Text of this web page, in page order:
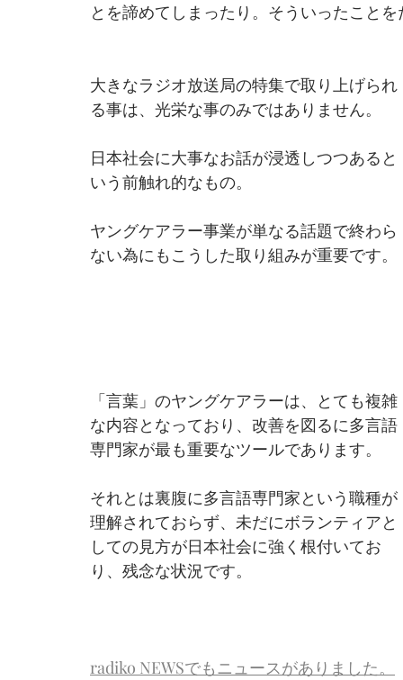
とを諦めてしまったり。そういったこと
大きなラジオ放送局の特集で取り上げられ
る事は、光栄な事のみではありません。
日本社会に大事なお話が浸透しつつあると
いう前触れ的なもの。
ヤングケアラー事業が単なる話題で終わら
ない為にもこうした取り組みが重要です。
「言葉」のヤングケアラーは、とても複雑
な内容となっており、改善を図るに多言語
専門家が最も重要なツールであります。
それとは裏腹に多言語専門家という職種が
理解されておらず、未だにボランティアと
しての見方が日本社会に強く根付いてお
り、残念な状況です。
radiko NEWSでもニュースがありました。